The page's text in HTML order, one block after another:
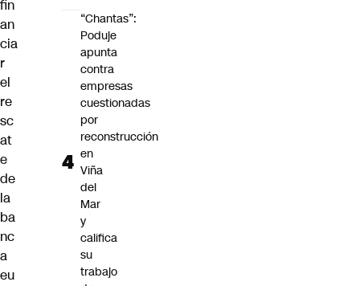
fin
an
cia
r
el
re
sc
at
e
de
la
ba
nc
a
eu
“Chantas”:
Poduje
apunta
contra
empresas
cuestionadas
por
reconstrucción
en
Viña
del
Mar
y
califica
su
trabajo